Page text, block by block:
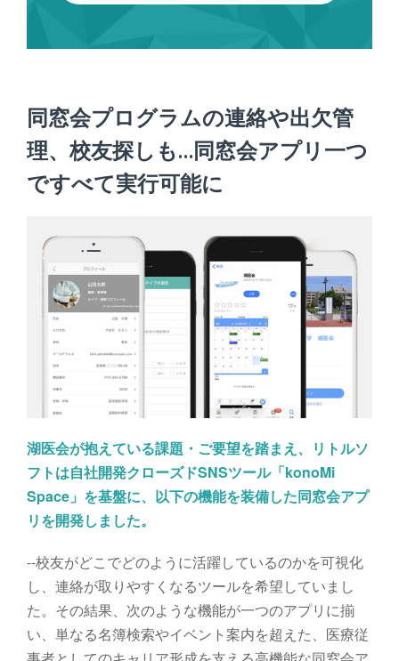
同窓会プログラムの連絡や出欠管
理、校友探しも…同窓会アプリ一つ
ですべて実行可能に
湖医会が抱えている課題・ご要望を踏まえ、リトルソ
フトは自社開発クローズドSNSツール「konoMi
Space」を基盤に、以下の機能を装備した同窓会アプ
リを開発しました。
--校友がどこでどのように活躍しているのかを可視化
し、連絡が取りやすくなるツールを希望していまし
た。その結果、次のような機能が一つのアプリに揃
い、単なる名簿検索やイベント案内を超えた、医療従